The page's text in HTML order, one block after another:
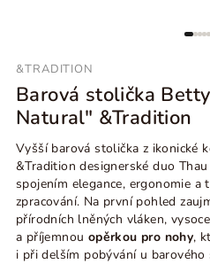
&TRADITION
Barová stolička
Natural" &Tradition
Vyšší barová stolička z ikonické
&Tradition designerské duo
spojením elegance, ergonomie a
zpracování. Na první pohled
přírodních lněných vláken,
a příjemnou opěrkou pro nohy,
i při delším pobývání u